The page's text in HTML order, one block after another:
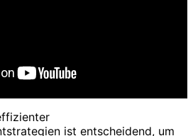
ist entscheidend, um